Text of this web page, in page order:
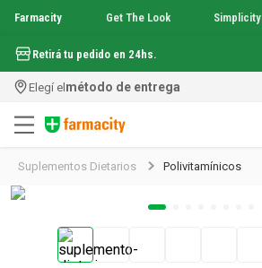
Farmacity Get The Look Simplicity
Retirá tu pedido en 24hs.
Elegí elmétodo de entrega
Suplementos Dietarios Polivitamínicos
2.
mineral 89
anti acne